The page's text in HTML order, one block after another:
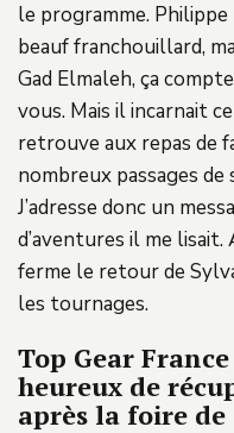
le programme.
beauf franchouillard,
Gad Elmaleh, ça
vous. Mais il incarnait
retrouve aux repas de
nombreux passages
J’adresse donc un
d’aventures il me
ferme le retour de
les tournages.
Top Gear
heureux de
après la foire de